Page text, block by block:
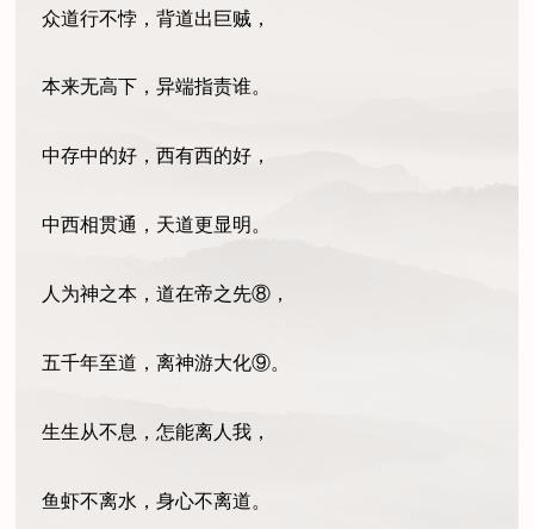
众道行不悖，背道出巨贼，
本来无高下，异端指责谁。
中存中的好，西有西的好，
中西相贯通，天道更显明。
人为神之本，道在帝之先⑧，
五千年至道，离神游大化⑨。
生生从不息，怎能离人我，
鱼虾不离水，身心不离道。